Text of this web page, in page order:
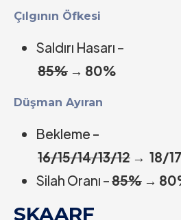
Çılgının Öfkesi
Saldırı Hasarı –
85% → 80%
Düşman Ayıran
Bekleme –
16/15/14/13/12 → 18/
Silah Oranı –85% →
SKAARF